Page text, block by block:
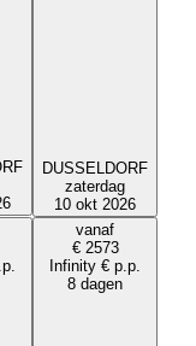
DUSSELDORF
zaterdag
10 okt 2026
vanaf
€ 2573
Infinity € p.p.
8 dagen